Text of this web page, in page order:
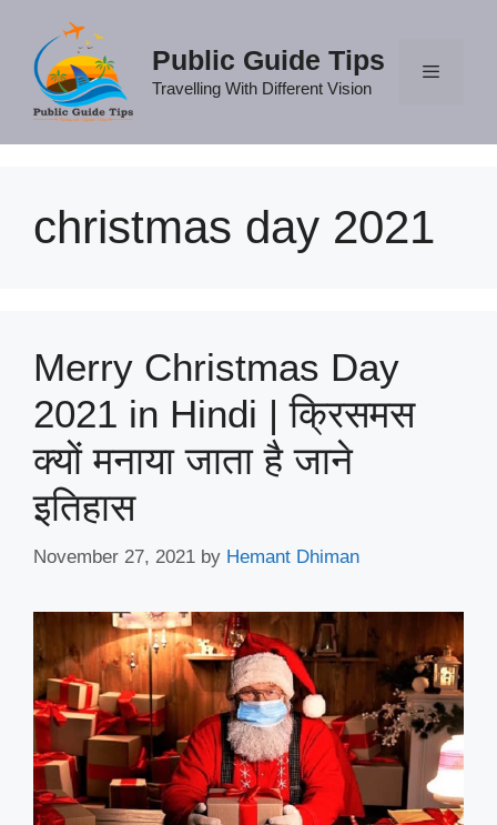
content
Public Guide Tips
Travelling With Different Vision
christmas day 2021
Merry Christmas Day
2021 in Hindi | क्रिसमस
क्यों मनाया जाता है जाने
इतिहास
November 27, 2021 by Hemant Dhiman